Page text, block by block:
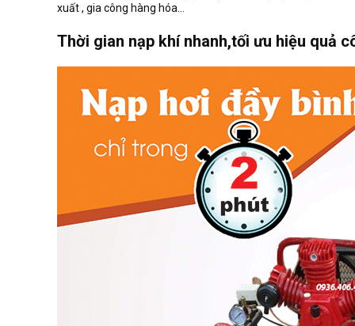
xuất , gia công hàng hóa...
Thời gian nạp khí nhanh,tối ưu hiệu quả